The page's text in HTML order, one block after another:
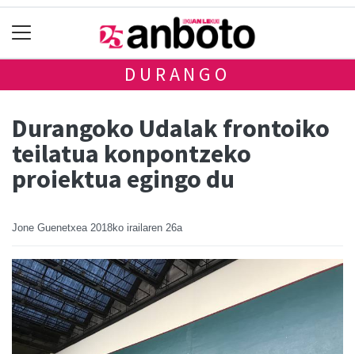
DURANGO
Durangoko Udalak frontoiko
teilatua konpontzeko
proiektua egingo du
Jone Guenetxea 2018ko irailaren 26a